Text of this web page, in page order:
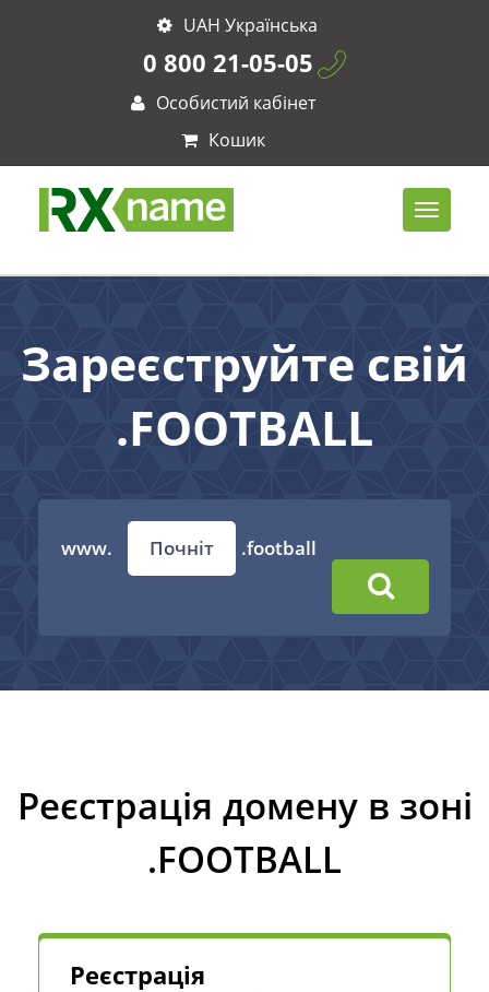
UAH Українська
0 800 21-05-05
Особистий кабінет
Кошик
Зареєструйте свій
.FOOTBALL
www. .football
Реєстрація домену в зоні
.FOOTBALL
Реєстрація